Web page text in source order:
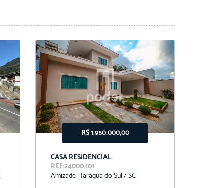
R$ 1.950.000,00
CASA RESIDENCIAL
REF:24000.101
Amizade - Jaragua do Sul / SC